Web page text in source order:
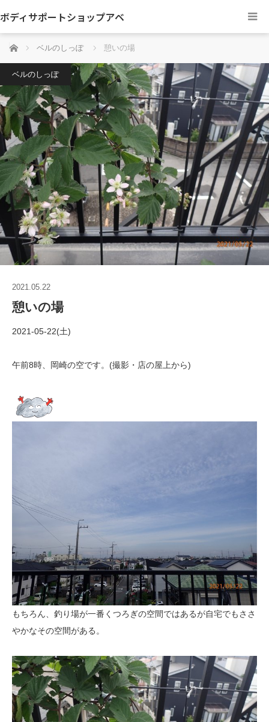
ボディサポートショップアベ
ホーム ベルのしっぽ 憩いの場
ベルのしっぽ
2021.05.22
憩いの場
2021-05-22(土)
午前8時、岡崎の空です。(撮影・店の屋上から)
もちろん、釣り場が一番くつろぎの空間ではあるが自宅でもささ
やかなその空間がある。